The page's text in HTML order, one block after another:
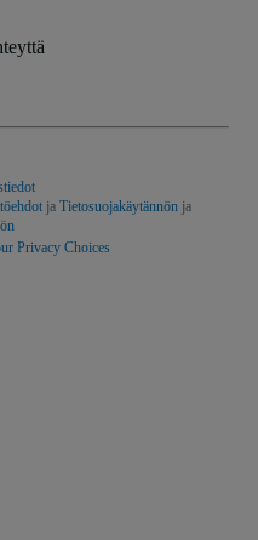
ja Tietosuojakäytännön ja
Privacy Choices